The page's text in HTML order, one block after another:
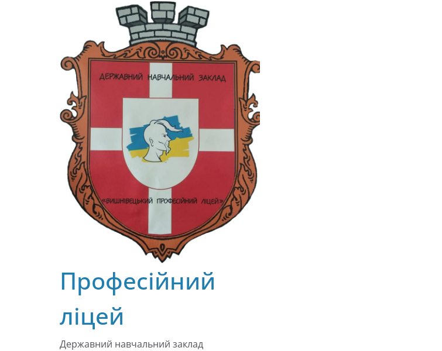
Професійний
ліцей
Державний навчальний заклад